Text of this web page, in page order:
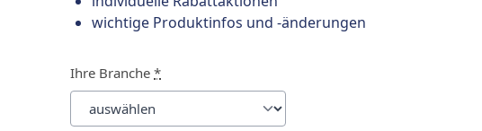
wichtige Produktinfos und -änderungen
Ihre Branche *